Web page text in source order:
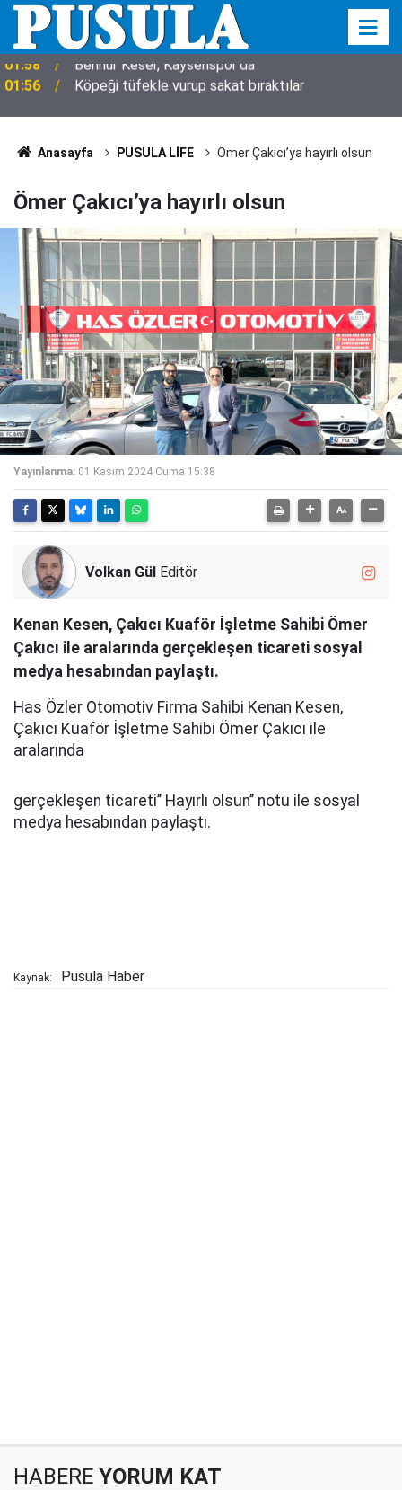
01:56 Köpeği tüfekle vurup sakat bıraktılar
Anasayfa PUSULA LİFE Ömer Çakıcı’ya hayırlı olsun
Ömer Çakıcı’ya hayırlı olsun
Yayınlanma: 01 Kasım 2024 Cuma 15:38
Volkan Gül Editör
Kenan Kesen, Çakıcı Kuaför İşletme Sahibi Ömer
Çakıcı ile aralarında gerçekleşen ticareti sosyal
medya hesabından paylaştı.
Has Özler Otomotiv Firma Sahibi Kenan Kesen,
Çakıcı Kuaför İşletme Sahibi Ömer Çakıcı ile
aralarında
gerçekleşen ticareti’’ Hayırlı olsun’’ notu ile sosyal
medya hesabından paylaştı.
Kaynak: Pusula Haber
HABERE YORUM KAT